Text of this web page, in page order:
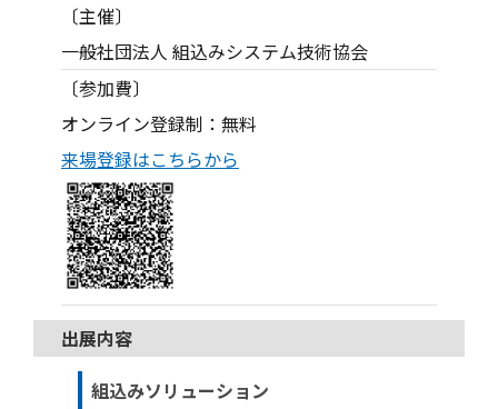
〔主催〕
一般社団法人 組込みシステム技術協会
〔参加費〕
オンライン登録制：無料
来場登録はこちらから
出展内容
組込みソリューション